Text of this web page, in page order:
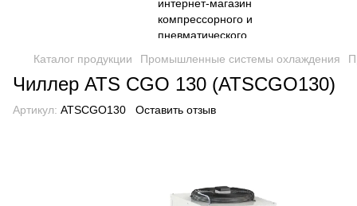
Каталог продукции Промышленные системы охлаждения
Чиллер ATS CGO 130 (ATSCGO130)
Артикул: ATSCGO130 Оставить отзыв